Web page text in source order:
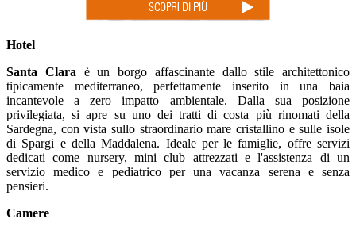
Hotel
Santa Clara è un borgo affascinante dallo stile architettonico
tipicamente mediterraneo, perfettamente inserito in una baia
incantevole a zero impatto ambientale. Dalla sua posizione
privilegiata, si apre su uno dei tratti di costa più rinomati della
Sardegna, con vista sullo straordinario mare cristallino e sulle isole
di Spargi e della Maddalena. Ideale per le famiglie, offre servizi
dedicati come nursery, mini club attrezzati e l'assistenza di un
servizio medico e pediatrico per una vacanza serena e senza
pensieri.
Camere